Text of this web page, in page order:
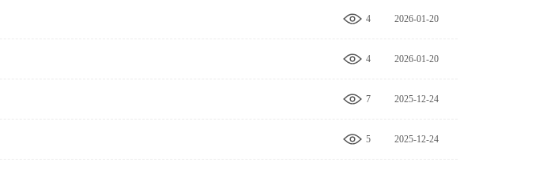
2026-01-20
4
2026-01-20
4
2025-12-24
7
2025-12-24
5